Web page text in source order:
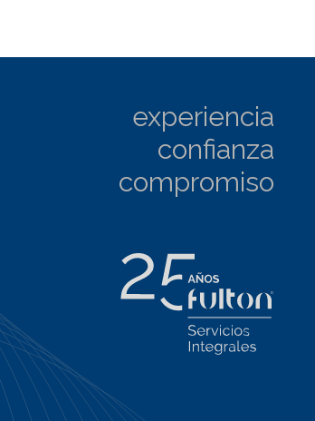
experiencia
confianza
compromiso